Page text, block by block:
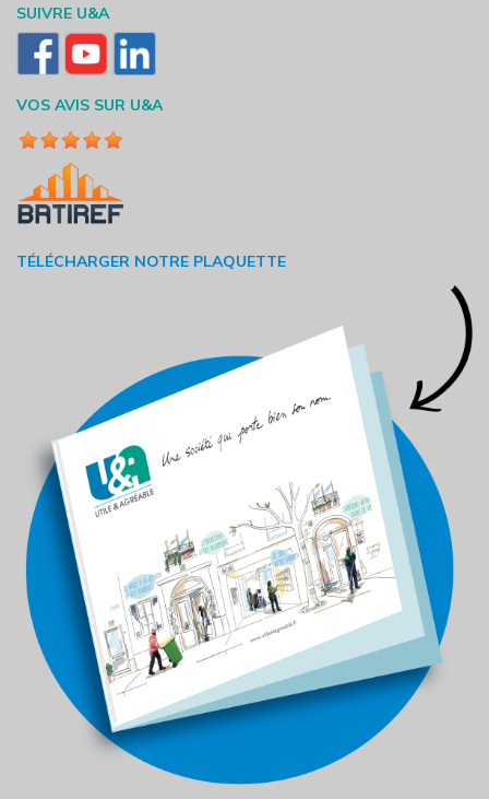
SUIVRE U&A
VOS AVIS SUR U&A
TÉLÉCHARGER NOTRE PLAQUETTE